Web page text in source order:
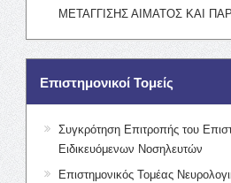
ΜΕΤΑΓΓΙΣΗΣ ΑΙΜΑΤΟΣ ΚΑΙ
Επιστημονικοί Τομείς
Συγκρότηση Επιτροπής του
Ειδικευόμενων Νοσηλευτών
Επιστημονικός Τομέας